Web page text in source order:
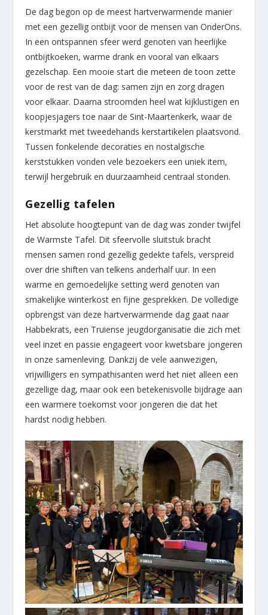
De dag begon op de meest hartverwarmende manier
met een gezellig ontbijt voor de mensen van OnderOns.
In een ontspannen sfeer werd genoten van heerlijke
ontbijtkoeken, warme drank en vooral van elkaars
gezelschap. Een mooie start die meteen de toon zette
voor de rest van de dag: samen zijn en zorg dragen
voor elkaar. Daarna stroomden heel wat kijklustigen en
koopjesjagers toe naar de Sint-Maartenkerk, waar de
kerstmarkt met tweedehands kerstartikelen plaatsvond.
Tussen fonkelende decoraties en nostalgische
kerststukken vonden vele bezoekers een uniek item,
terwijl hergebruik en duurzaamheid centraal stonden.
Gezellig tafelen
Het absolute hoogtepunt van de dag was zonder twijfel
de Warmste Tafel. Dit sfeervolle sluitstuk bracht
mensen samen rond gezellig gedekte tafels, verspreid
over drie shiften van telkens anderhalf uur. In een
warme en gemoedelijke setting werd genoten van
smakelijke winterkost en fijne gesprekken. De volledige
opbrengst van deze hartverwarmende dag gaat naar
Habbekrats, een Truiense jeugdorganisatie die zich met
veel inzet en passie engageert voor kwetsbare jongeren
in onze samenleving. Dankzij de vele aanwezigen,
vrijwilligers en sympathisanten werd het niet alleen een
gezellige dag, maar ook een betekenisvolle bijdrage aan
een warmere toekomst voor jongeren die dat het
hardst nodig hebben.